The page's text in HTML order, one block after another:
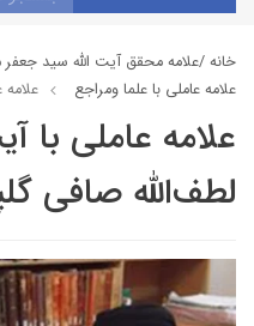
خانه /علامه محقق آیت الله سید جعفر
علامه عاملي با علما ومراجع
علامه عاملي با
لطف‌الله صافی